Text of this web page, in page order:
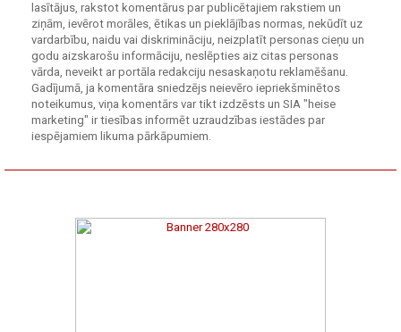
lasītājus, rakstot komentārus par publicētajiem rakstiem un
ziņām, ievērot morāles, ētikas un pieklājības normas, nekūdīt uz
vardarbību, naidu vai diskrimināciju, neizplatīt personas cieņu un
godu aizskarošu informāciju, neslēpties aiz citas personas
vārda, neveikt ar portāla redakciju nesaskaņotu reklamēšanu.
Gadījumā, ja komentāra sniedzējs neievēro iepriekšminētos
noteikumus, viņa komentārs var tikt izdzēsts un SIA "heise
marketing" ir tiesības informēt uzraudzības iestādes par
iespējamiem likuma pārkāpumiem.